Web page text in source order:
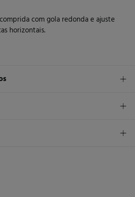
com gola redonda e ajuste
horizontais.